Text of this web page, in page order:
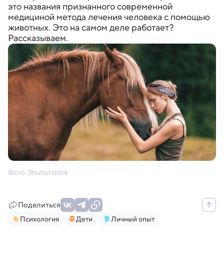
это названия признанного современной
медициной метода лечения человека с помощью
животных. Это на самом деле работает?
Рассказываем.
Фото: Shutterstock
Поделиться
Психология Дети Личный опыт